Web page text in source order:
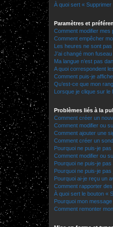
À quoi sert «
Paramètres et
Comment modifier mes
Comment empêcher
Les heures ne sont
J’ai changé mon
Ma langue n’est pas
A quoi correspondent
Comment puis-je
Qu’est-ce que mon
Lorsque je clique sur le
Problèmes liés à la
Comment créer un
Comment modifier ou
Comment ajouter une
Comment créer un
Pourquoi ne puis-je
Comment modifier ou
Pourquoi ne puis-je
Pourquoi ne puis-je
Pourquoi ai-je reçu un
Comment rapporter
À quoi sert le bouton «
Pourquoi mon
Comment remonter